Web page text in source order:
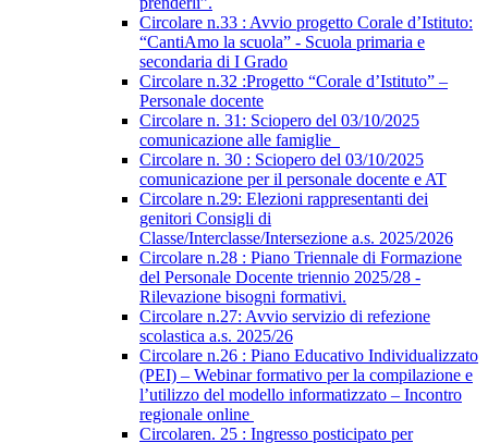
Circolare n.33 : Avvio progetto Corale d’Istituto:
“CantiAmo la scuola” - Scuola primaria e
secondaria di I Grado
Circolare n.32 :Progetto “Corale d’Istituto” –
Personale docente
Circolare n. 31: Sciopero del 03/10/2025
comunicazione alle famiglie
Circolare n. 30 : Sciopero del 03/10/2025
comunicazione per il personale docente e AT
Circolare n.29: Elezioni rappresentanti dei
genitori Consigli di
Classe/Interclasse/Intersezione a.s. 2025/2026
Circolare n.28 : Piano Triennale di Formazione
del Personale Docente triennio 2025/28 -
Rilevazione bisogni formativi.
Circolare n.27: Avvio servizio di refezione
scolastica a.s. 2025/26
Circolare n.26 : Piano Educativo Individualizzato
(PEI) – Webinar formativo per la compilazione e
l’utilizzo del modello informatizzato – Incontro
regionale online
Circolaren. 25 : Ingresso posticipato per